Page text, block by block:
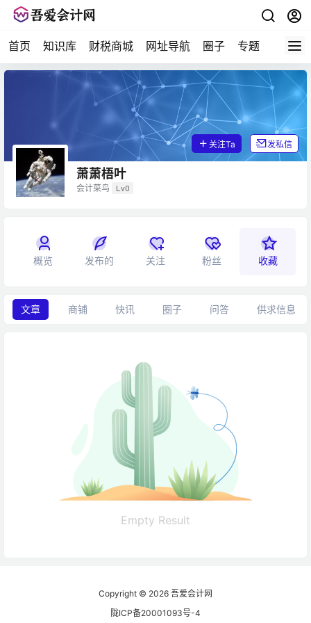
首页 知识库 财税商城 网址导航 圈子 专题 会计问
萧萧梧叶
会计菜鸟 Lv0
关注Ta 发私信
概览 发布的 关注 粉丝 收藏
文章 商铺 快讯 圈子 问答 供求信息
Empty Result
Copyright © 2026 吾爱会计网
陇ICP备20001093号-4